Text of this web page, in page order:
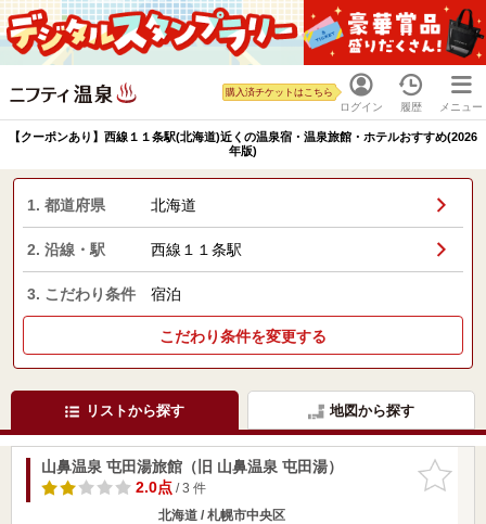
ログイン
購入済チケットはこちら
履歴 メニュー
【クーポンあり】西線１１条駅(北海道)近くの温泉宿・温泉旅館・ホテルおすすめ(2026
年版)
1. 都道府県 北海道
2. 沿線・駅 西線１１条駅
3. こだわり条件 宿泊
こだわり条件を変更する
リストから探す 地図から探す
お気に入
りに追加
山鼻温泉 屯田湯旅館（旧 山鼻温泉 屯田湯）
2.0点/ 3 件
北海道 / 札幌市中央区